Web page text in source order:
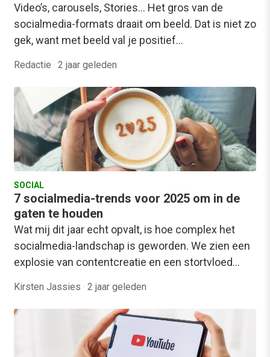
Video’s, carousels, Stories… Het gros van de
socialmedia-formats draait om beeld. Dat is niet zo
gek, want met beeld val je positief…
Redactie · 2 jaar geleden
SOCIAL
7 socialmedia-trends voor 2025 om in de
gaten te houden
Wat mij dit jaar echt opvalt, is hoe complex het
socialmedia-landschap is geworden. We zien een
explosie van contentcreatie en een stortvloed…
Kirsten Jassies · 2 jaar geleden